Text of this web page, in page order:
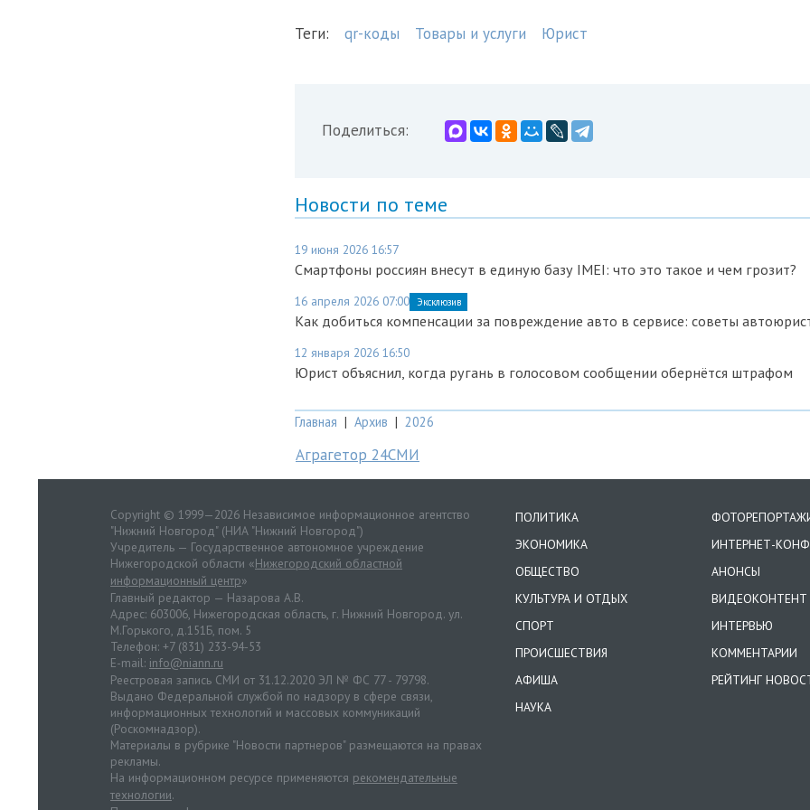
Теги: qr-коды Товары и услуги Юрист
Поделиться:
Новости по теме
19 июня 2026 16:57
Смартфоны россиян внесут в единую базу IMEI: что это такое и чем грозит?
16 апреля 2026 07:00 Эксклюзив
Как добиться компенсации за повреждение авто в сервисе: советы
12 января 2026 16:50
Юрист объяснил, когда ругань в голосовом сообщении обернётся штрафом
Главная | Архив | 2026
Аграгетор 24СМИ
Copyright © 1999—2026 Независимое информационное агентство
"Нижний Новгород" (НИА "Нижний Новгород")
Учредитель — Государственное автономное учреждение
Нижегородской области «Нижегородский областной
информационный центр»
Главный редактор — Назарова А.В.
Адрес: 603006, Нижегородская область, г. Нижний Новгород. ул.
М.Горького, д.151Б, пом. 5
Телефон: +7 (831) 233-94-53
E-mail: info@niann.ru
Реестровая запись СМИ от 31.12.2020 ЭЛ № ФС 77 - 79798.
Выдано Федеральной службой по надзору в сфере связи,
информационных технологий и массовых коммуникаций
(Роскомнадзор).
Материалы в рубрике "Новости партнеров" размещаются на правах
рекламы.
На информационном ресурсе применяются рекомендательные
технологии.
ПОЛИТИКА
ЭКОНОМИКА
ОБЩЕСТВО
КУЛЬТУРА И ОТДЫХ
СПОРТ
ПРОИСШЕСТВИЯ
АФИША
НАУКА
ИНТЕРНЕТ-
АНОНСЫ
ВИДЕОКОНТЕНТ
ИНТЕРВЬЮ
КОММЕНТАРИИ
РЕЙТИНГ